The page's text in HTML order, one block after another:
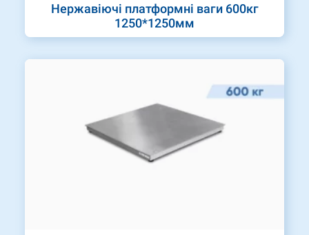
Нержавіючі платформні ваги 600кг
1250*1250мм